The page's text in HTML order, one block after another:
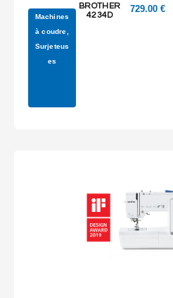
Machines
à coudre
Surjeteus
es
BROTHER
4234D
729.00 €